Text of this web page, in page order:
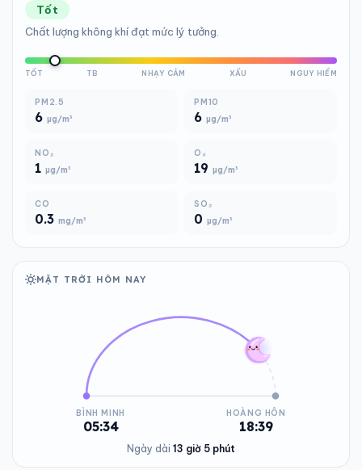
Tốt
Chất lượng không khí đạt mức lý tưởng.
TỐT TB NHẠY CẢM XẤU NGUY HIỂM
PM2.5
6 µg/m³
PM10
6 µg/m³
NO₂
1 µg/m³
O₃
19 µg/m³
CO
0.3 mg/m³
SO₂
0 µg/m³
MẶT TRỜI HÔM NAY
BÌNH MINH
05:34
HOÀNG HÔN
18:39
Ngày dài 13 giờ 5 phút